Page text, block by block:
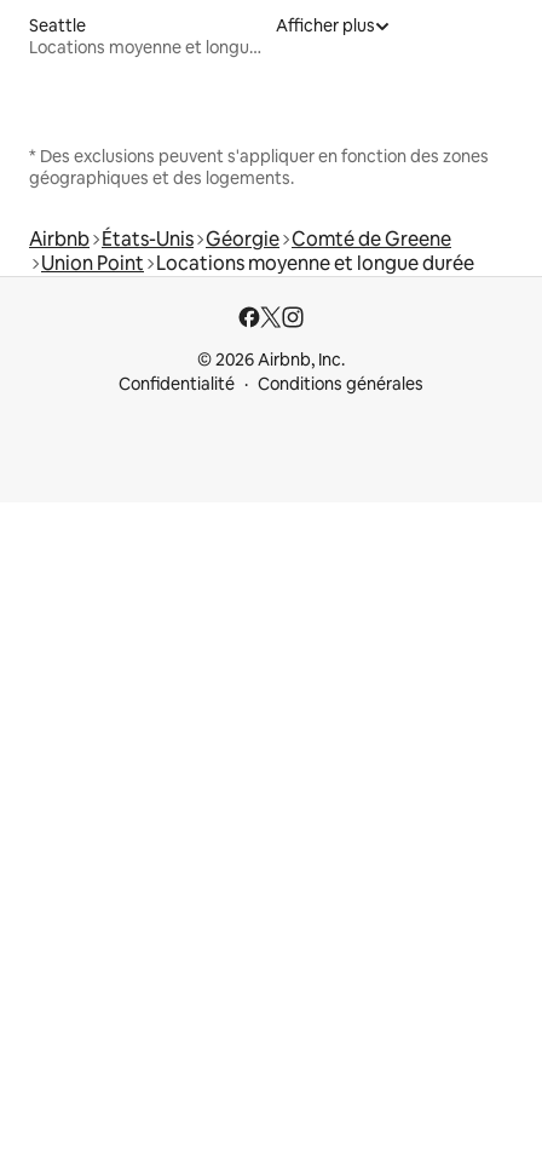
Seattle
Locations moyenne et longue durée
Afficher plus
* Des exclusions peuvent s'appliquer en fonction des zones
géographiques et des logements.
Airbnb États-Unis Géorgie Comté de Greene
Union Point Locations moyenne et longue durée
© 2026 Airbnb, Inc.
Confidentialité
Conditions générales